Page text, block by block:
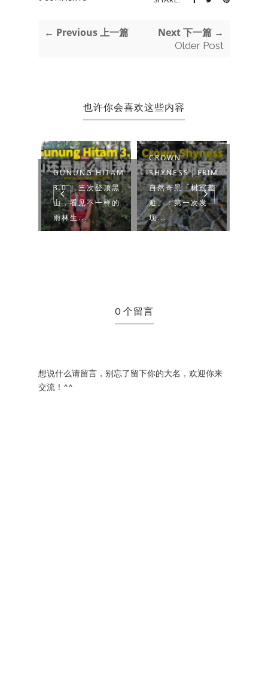
← Previous 上一篇 Next 下一篇 →
Older Post
也许你会喜欢这些内容
GUNUNG HITAM
3.0 | 三次登顶黑
山，看见不一样的
雨林生...
CROWN
SHYNESS｜FRIM
自然奇景「树冠羞
避」：第一次发
现...
0 个留言
想说什么请留言，别忘了留下你的大名，欢迎你来
交流！^^